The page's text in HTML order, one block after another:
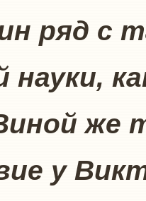
ряд с
науки,
же
у